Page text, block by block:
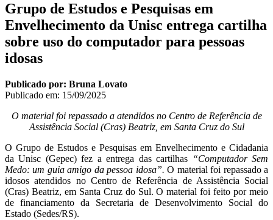
Grupo de Estudos e Pesquisas em
Envelhecimento da Unisc entrega cartilha
sobre uso do computador para pessoas
idosas
Publicado por: Bruna Lovato
Publicado em: 15/09/2025
O material foi repassado a atendidos no Centro de Referência de
Assistência Social (Cras) Beatriz, em Santa Cruz do Sul
O Grupo de Estudos e Pesquisas em Envelhecimento e Cidadania
da Unisc (Gepec) fez a entrega das cartilhas “Computador Sem
Medo: um guia amigo da pessoa idosa”. O material foi repassado a
idosos atendidos no Centro de Referência de Assistência Social
(Cras) Beatriz, em Santa Cruz do Sul. O material foi feito por meio
de financiamento da Secretaria de Desenvolvimento Social do
Estado (Sedes/RS).